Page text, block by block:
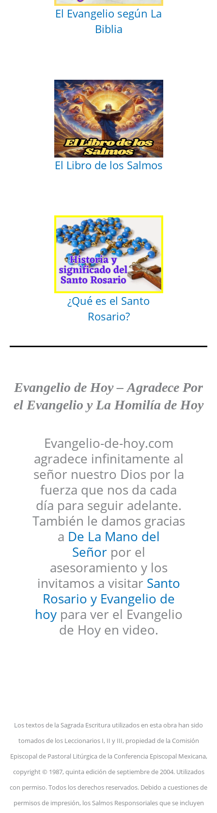
El Evangelio según La
Biblia
El Libro de los Salmos
¿Qué es el Santo
Rosario?
Evangelio de Hoy–Agradece Por
el Evangelio y La Homilía de Hoy
Evangelio-de-hoy.com
agradece infinitamente al
señor nuestro Dios por la
fuerza que nos da cada
día para seguir adelante.
También le damos gracias
a De La Mano del
Señorpor el
asesoramiento y los
invitamos a visitar Santo
Rosario y Evangelio de
hoypara ver el Evangelio
de Hoy en video.
Los textos de la Sagrada Escritura utilizados en esta obra han sido
tomados de los Leccionarios I, II y III, propiedad de la Comisión
Episcopal de Pastoral Litúrgica de la Conferencia Episcopal Mexicana,
copyright © 1987, quinta edición de septiembre de 2004. Utilizados
con permiso. Todos los derechos reservados. Debido a cuestiones de
permisos de impresión, los Salmos Responsoriales que se incluyen